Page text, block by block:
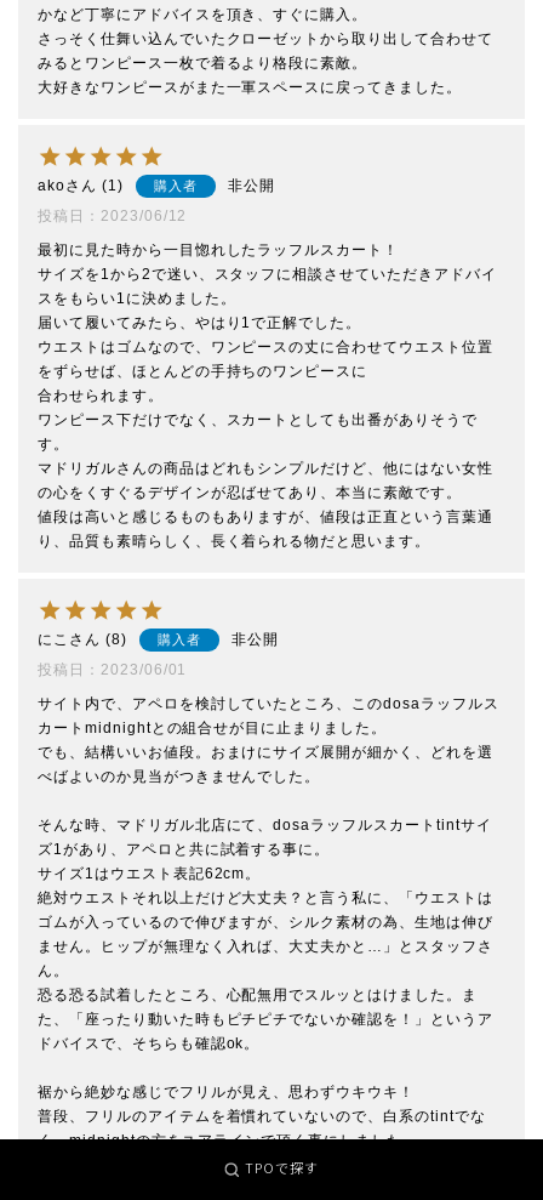
かなど丁寧にアドバイスを頂き、すぐに購入。
さっそく仕舞い込んでいたクローゼットから取り出して合わせて
みるとワンピース一枚で着るより格段に素敵。
ako 1 購入者
非公開
投稿日
2023/06/12
最初に見た時から一目惚れしたラッフルスカート！
サイズを1から2で迷い、スタッフに相談させていただきアドバイ
スをもらい1に決めました。
届いて履いてみたら、やはり1で正解でした。
ウエストはゴムなので、ワンピースの丈に合わせてウエスト位置
をずらせば、ほとんどの手持ちのワンピースに
合わせられます。
ワンピース下だけでなく、スカートとしても出番がありそうで
す。
マドリガルさんの商品はどれもシンプルだけど、他にはない女性
の心をくすぐるデザインが忍ばせてあり、本当に素敵です。
値段は高いと感じるものもありますが、値段は正直という言葉通
にこ 8 購入者
非公開
投稿日
2023/06/01
サイト内で、アペロを検討していたところ、このdosaラッフルス
カートmidnightとの組合せが目に止まりました。
でも、結構いいお値段。おまけにサイズ展開が細かく、どれを選
べばよいのか見当がつきませんでした。
そんな時、マドリガル北店にて、dosaラッフルスカートtintサイ
ズ1があり、アペロと共に試着する事に。
サイズ1はウエスト表記62cm。
絶対ウエストそれ以上だけど大丈夫？と言う私に、「ウエストは
ゴムが入っているので伸びますが、シルク素材の為、生地は伸び
ません。ヒップが無理なく入れば、大丈夫かと…」とスタッフさ
ん。
恐る恐る試着したところ、心配無用でスルッとはけました。ま
た、「座ったり動いた時もピチピチでないか確認を！」というア
ドバイスで、そちらも確認ok。
裾から絶妙な感じでフリルが見え、思わずウキウキ！
普段、フリルのアイテムを着慣れていないので、白系のtintでな
く、midnightの方をユアラインで頂く事にしました。
TPOで探す